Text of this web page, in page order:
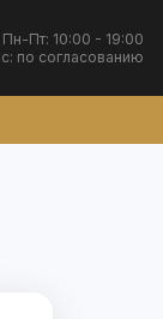
Пн-Пт: 10:00 - 19:00
по согласованию